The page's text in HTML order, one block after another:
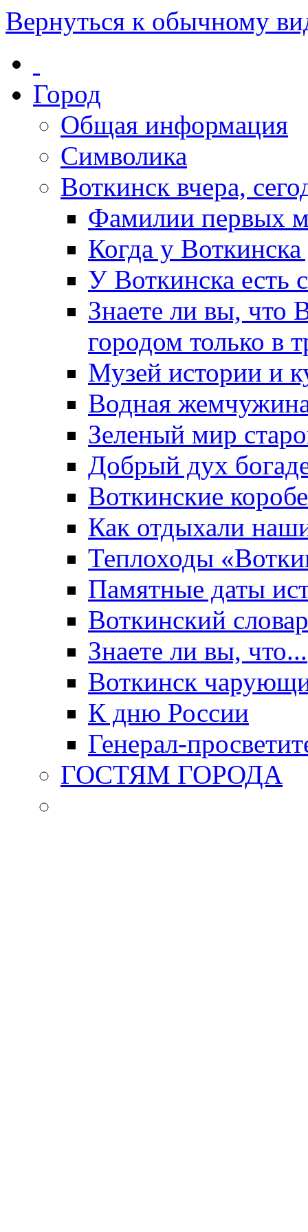
Вернуться к обычному
Город
Общая информация
Символика
Воткинск вчера,
Фамилии первых
Когда у
У Воткинска есть
Знаете ли вы, что
городом только в
Музей истории и
Водная
Зеленый мир
Добрый дух
Воткинские
Как отдыхали
Теплоходы
Памятные даты
Воткинский
Знаете ли вы, что...
Воткинск
К дню России
Генерал-
ГОСТЯМ ГОРОДА